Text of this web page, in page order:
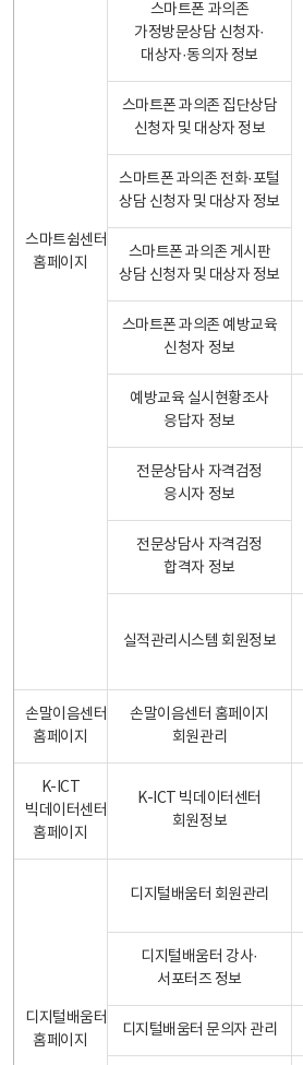
스마트쉼센터
홈페이지
스마트폰 과의존
가정방문상담 신청자·
대상자·동의자 정보
스마트폰 과의존 집단상담
신청자 및 대상자 정보
스마트폰 과의존 전화·포털
상담 신청자 및 대상자 정보
스마트폰 과의존 게시판
상담 신청자 및 대상자 정보
스마트폰 과의존 예방교육
신청자 정보
예방교육 실시현황조사
응답자 정보
전문상담사 자격검정
응시자 정보
전문상담사 자격검정
합격자 정보
실적관리시스템 회원정보
손말이음센터
홈페이지
손말이음센터 홈페이지
회원관리
K-ICT
빅데이터센터
홈페이지
K-ICT 빅데이터센터
회원정보
디지털배움터
홈페이지
디지털배움터 회원관리
디지털배움터 강사·
서포터즈 정보
디지털배움터 문의자 관리